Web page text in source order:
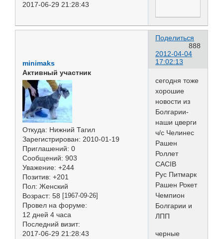
2017-06-29 21:28:43
Поделиться
888
2012-04-04
17:02:13
minimaks
Активный участник
Откуда: Нижний Тагил
Зарегистрирован: 2010-01-19
Приглашений: 0
Сообщений: 903
Уважение: +244
Позитив: +201
Пол: Женский
Возраст: 58 [1967-09-26]
Провел на форуме:
12 дней 4 часа
Последний визит:
2017-06-29 21:28:43
сегодня тоже
хорошие
новости из
Болгарии-
наши цверги
ч/с Челинес
Рашен
Роллет
CACIB
Рус Питмарк
Рашен Рокет
Чемпион
Болгарии и
ЛПП
черные